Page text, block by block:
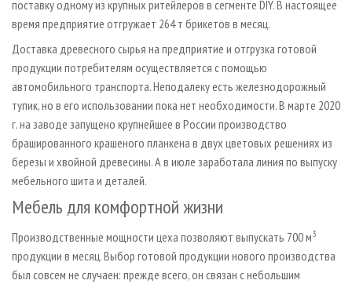
поставку одному из крупных ритейлеров в сегменте DIY. В настоящее
время предприятие отгружает 264 т брикетов в месяц.
Доставка древесного сырья на предприятие и отгрузка готовой
продукции потребителям осуществляется с помощью
автомобильного транспорта. Неподалеку есть железнодорожный
тупик, но в его использовании пока нет необходимости. В марте 2020
г. на заводе запущено крупнейшее в России производство
брашированного крашеного планкена в двух цветовых решениях из
березы и хвойной древесины. А в июле заработала линия по выпуску
мебельного шита и деталей.
Мебель для комфортной жизни
Производственные мощности цеха позволяют выпускать 700 м3
продукции в месяц. Выбор готовой продукции нового производства
был совсем не случаен: прежде всего, он связан с небольшим